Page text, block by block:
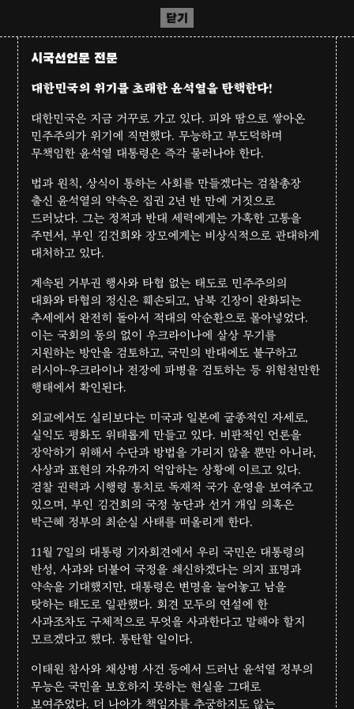
닫기
시국선언문 전문
대한민국의 위기를 초래한 윤석열을 탄핵한다!
대한민국은 지금 거꾸로 가고 있다. 피와 땀으로 쌓아온
민주주의가 위기에 직면했다. 무능하고 부도덕하며
무책임한 윤석열 대통령은 즉각 물러나야 한다.
법과 원칙, 상식이 통하는 사회를 만들겠다는 검찰총장
출신 윤석열의 약속은 집권 2년 반 만에 거짓으로
드러났다. 그는 정적과 반대 세력에게는 가혹한 고통을
주면서, 부인 김건희와 장모에게는 비상식적으로 관대하게
대처하고 있다.
계속된 거부권 행사와 타협 없는 태도로 민주주의의
대화와 타협의 정신은 훼손되고, 남북 긴장이 완화되는
추세에서 완전히 돌아서 적대의 악순환으로 몰아넣었다.
이는 국회의 동의 없이 우크라이나에 살상 무기를
지원하는 방안을 검토하고, 국민의 반대에도 불구하고
러시아-우크라이나 전장에 파병을 검토하는 등 위험천만한
행태에서 확인된다.
외교에서도 실리보다는 미국과 일본에 굴종적인 자세로,
실익도 평화도 위태롭게 만들고 있다. 비판적인 언론을
장악하기 위해서 수단과 방법을 가리지 않을 뿐만 아니라,
사상과 표현의 자유까지 억압하는 상황에 이르고 있다.
검찰 권력과 시행령 통치로 독재적 국가 운영을 보여주고
있으며, 부인 김건희의 국정 농단과 선거 개입 의혹은
박근혜 정부의 최순실 사태를 떠올리게 한다.
11월 7일의 대통령 기자회견에서 우리 국민은 대통령의
반성, 사과와 더불어 국정을 쇄신하겠다는 의지 표명과
약속을 기대했지만, 대통령은 변명을 늘어놓고 남을
탓하는 태도로 일관했다. 회견 모두의 연설에 한
사과조차도 구체적으로 무엇을 사과한다고 말해야 할지
모르겠다고 했다. 통탄할 일이다.
이태원 참사와 채상병 사건 등에서 드러난 윤석열 정부의
무능은 국민을 보호하지 못하는 현실을 그대로
보여주었다. 더 나아가 책임자를 추궁하지도 않는